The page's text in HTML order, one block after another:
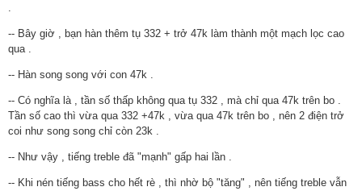
.
-- Bây giờ , bạn hàn thêm tụ 332 + trở 47k làm thành một mạch lọc cao
qua .
-- Hàn song song với con 47k .
-- Có nghĩa là , tần số thấp không qua tụ 332 , mà chỉ qua 47k trên bo .
Tần số cao thì vừa qua 332 +47k , vừa qua 47k trên bo , nên 2 điện trở
coi như song song chỉ còn 23k .
-- Như vậy , tiếng treble đã "mạnh" gấp hai lần .
-- Khi nén tiếng bass cho hết rè , thì nhờ bộ "tăng" , nên tiếng treble vẫn